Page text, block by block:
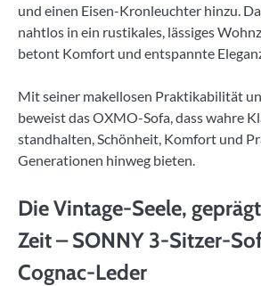
und einen Eisen-Kronleuchter hinzu.
nahtlos in ein rustikales, lässiges
betont Komfort und entspannte
Mit seiner makellosen Praktikabilität
beweist das OXMO-Sofa, dass wahre
standhalten, Schönheit, Komfort und
Generationen hinweg bieten.
Die Vintage-Seele,
Zeit – SONNY 3-Sitzer-
Cognac-Leder